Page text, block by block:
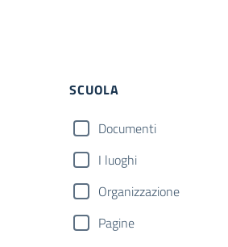
Filtri
SCUOLA
Documenti
I luoghi
Organizzazione
Pagine